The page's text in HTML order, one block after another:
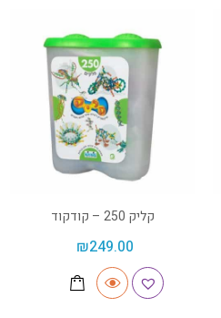
קליק 250 – קודקוד
₪249.00